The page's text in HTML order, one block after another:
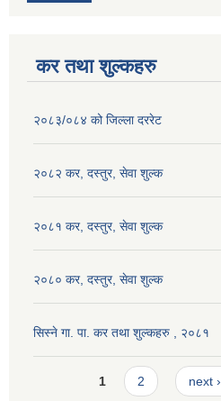
कर तथा शुल्कहरु
२०८३/०८४ को जिल्ला दररेट
२०८२ कर, दस्तुर, सेवा शुल्क
२०८१ कर, दस्तुर, सेवा शुल्क
२०८० कर, दस्तुर, सेवा शुल्क
सिस्ने गा. पा. कर तथा शुल्कहरु , २०८१
Pages1 2 next ›